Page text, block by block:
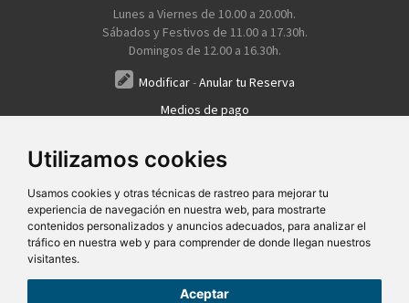
Utilizamos cookies
Usamos cookies y otras técnicas de rastreo para mejorar tu
experiencia de navegación en nuestra web, para mostrarte
contenidos personalizados y anuncios adecuados, para analizar el
tráfico en nuestra web y para comprender de donde llegan nuestros
visitantes.
Aceptar
Lunes a Viernes de 10.00 a 20.00h.
Sábados y Festivos de 11.00 a 17.30h.
Domingos de 12.00 a 16.30h.
Modificar-Anular tu Reserva
Medios de pago
Quiénes Somos
sobre cookies|Ayudas